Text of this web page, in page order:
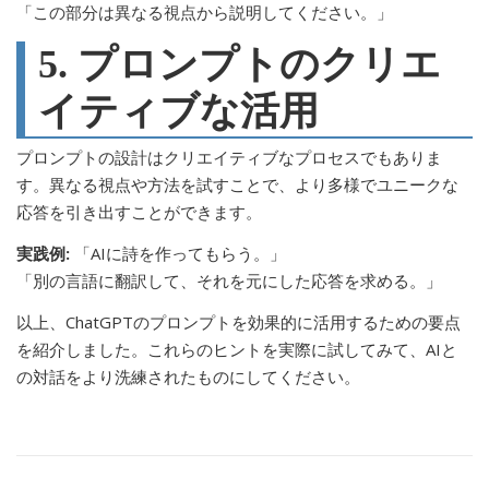
「この部分は異なる視点から説明してください。」
5. プロンプトのクリエ
イティブな活用
プロンプトの設計はクリエイティブなプロセスでもありま
す。異なる視点や方法を試すことで、より多様でユニークな
応答を引き出すことができます。
実践例: 「AIに詩を作ってもらう。」
「別の言語に翻訳して、それを元にした応答を求める。」
以上、ChatGPTのプロンプトを効果的に活用するための要点
を紹介しました。これらのヒントを実際に試してみて、AIと
の対話をより洗練されたものにしてください。